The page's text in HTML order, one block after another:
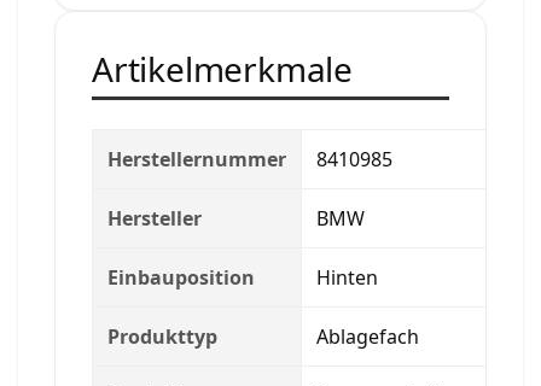
Artikelmerkmale
Herstellernummer 8410985
Hersteller BMW
Einbauposition Hinten
Produkttyp Ablagefach